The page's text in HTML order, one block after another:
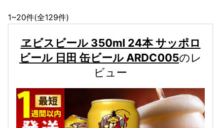
1~20件(全129件)
ヱビスビール 350ml 24本 サッポロ
ビール 日田 缶ビール ARDC005のレ
ビュー